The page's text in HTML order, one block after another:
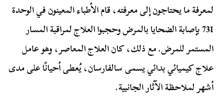
لمعرفة ما يحتاجون إلى معرفته، قام الأطباء المعينون في الوحدة
731 بإصابة الضحايا بالمرض وحجبوا العلاج لمراقبة المسار
المستمر للمرض. مع ذلك، كان العلاج المعاصر، وهو عامل
علاج كيميائي بدائي يسمى سالفارسان، يُعطى أحيانًا على مدى
أشهر لملاحظة الآثار الجانبية.